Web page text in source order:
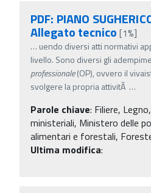
PDF: PIANO
Allegato tecnico [1%]
… uendo diversi atti normativi
livello. Sono diversi gli
professionale(OP), ovvero il
svolgere la propria attivitÃ …
Parole chiave: Filiere,
ministeriali, Ministero delle
alimentari e forestali,
Ultima modifica: